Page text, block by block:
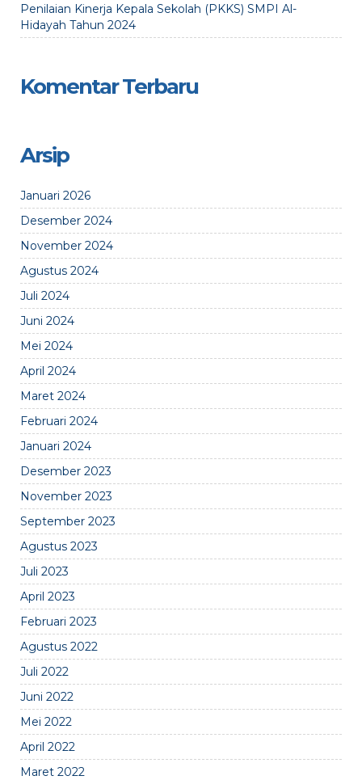
Penilaian Kinerja Kepala Sekolah (PKKS) SMPI Al-
Hidayah Tahun 2024
Komentar Terbaru
Arsip
Januari 2026
Desember 2024
November 2024
Agustus 2024
Juli 2024
Juni 2024
Mei 2024
April 2024
Maret 2024
Februari 2024
Januari 2024
Desember 2023
November 2023
September 2023
Agustus 2023
Juli 2023
April 2023
Februari 2023
Agustus 2022
Juli 2022
Juni 2022
Mei 2022
April 2022
Maret 2022